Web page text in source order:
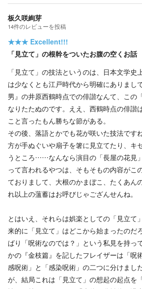
板久咲絢芽
14件のレビューを投稿
★★★ Excellent!!!
「見立て」の根幹をついたお腹の空くお話
「見立て」の技法というのは、日本文学史
は少なくとも江戸時代から明確にありまし
男』の井原西鶴時点での俳諧なんて、この
なりたたぬのです。ええ、西鶴時点の俳諧
こと言ったもん勝ちな節がある。
その後、落語とかでも花が咲いた技法です
方が手ぬぐいや扇子を箸に見立てたり、キ
うところ……なんなら演目の「長屋の花見
って言われるやつは、そもそもの内容がこ
ておりまして、大根のかまぼこ、たくあ
れ以上の薀蓄はお呼びじゃござんせんね。
とはいえ、それらは娯楽としての「見立て
来的に「見立て」はどこから始まったのだ
ばり「呪術なのでは？」という私見を持っ
かの『金枝篇』を記したフレイザーは「呪
感呪術」と「感染呪術」の二つに分けました
が、結局これは「見立て」の想起の起点を